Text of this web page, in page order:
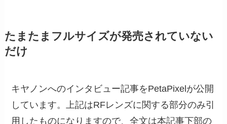
たまたまフルサイズが発売されていない
だけ
キヤノンへのインタビュー記事をPetaPixelが公開
しています。上記はRFレンズに関する部分のみ引
用したものになりますので、全文は本記事下部の